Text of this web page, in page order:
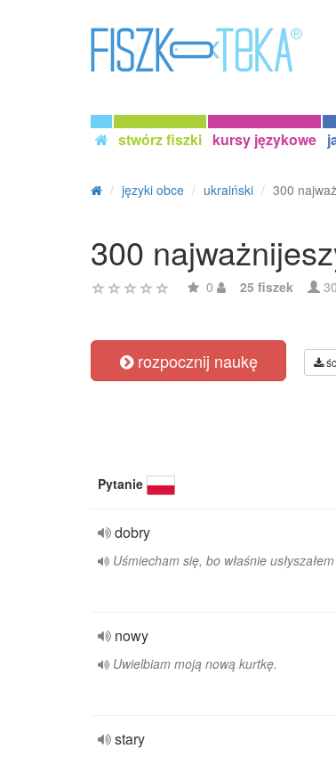
stwórz fiszki kursy językowe
języki obce ukraiński 300
300
0 25 fiszek
rozpocznij naukę
Pytanie
dobry
Uśmiecham się, bo właśnie
nowy
Uwielbiam moją nową kurtkę.
stary